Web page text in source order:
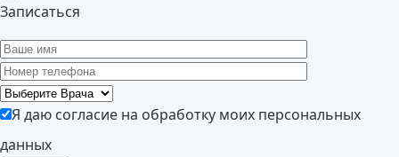
Записаться
Я даю согласие на обработку моих персональных
данных